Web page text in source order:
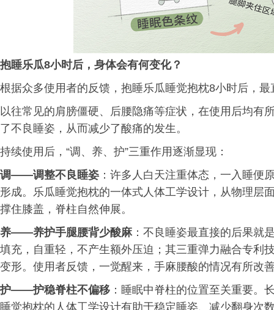
抱睡乐瓜8小时后，身体会有何变化？
根据众多使用者的反馈，抱睡乐瓜睡觉抱枕8小时后，
以往常见的肩膀僵硬、后腰隐痛等症状，在使用后均有
了不良睡姿，从而减少了酸痛的发生。
持续使用后，“调、养、护”三重作用逐渐显现：
调——调整不良睡姿 ：许多人白天注重体态，一入睡
形成。乐瓜睡觉抱枕的一体式人体工学设计，从物理层
撑住膝盖，脊柱自然伸展。
养——养护手腿腰背少酸麻：不良睡姿最直接的后果就
填充，自重轻，不产生额外压迫；其三重弹力融合专利
变形。使用者反馈，一觉醒来，手麻腰酸的情况有所改
护——护稳脊柱不偏移 ：睡眠中脊柱的位置至关重要。
睡觉抱枕的人体工学设计有助于稳定睡姿、减少翻身